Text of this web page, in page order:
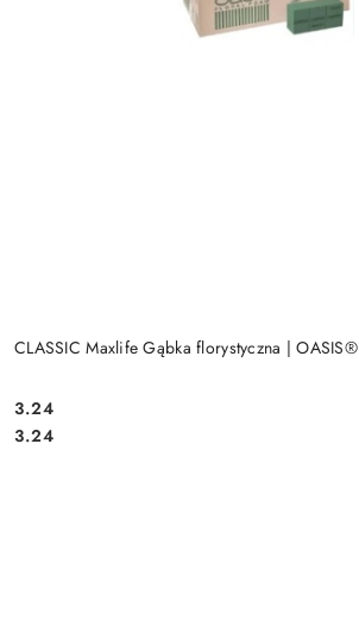
CLASSIC Maxlife Gąbka florystyczna | OASIS®
Cena:
3.24
Cena:
3.24